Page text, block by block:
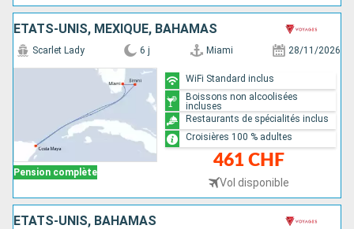
ÉTATS-UNIS, MEXIQUE, BAHAMAS
Pension complète
Scarlet Lady 6 j Miami 28/11/2026
461 CHF
Vol disponible
WiFi Standard inclus
Boissons non alcoolisées
incluses
Restaurants de spécialités inclus
Croisières 100 % adultes
ÉTATS-UNIS, BAHAMAS